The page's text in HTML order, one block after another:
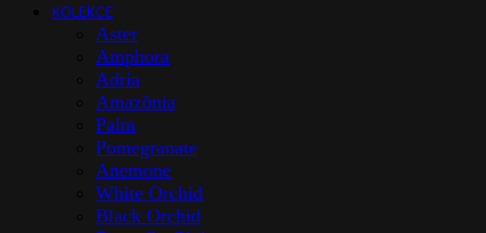
KOLEKCE
Aster
Amphora
Adria
Amazōnia
Palm
Pomegranate
Anemone
White Orchid
Black Orchid